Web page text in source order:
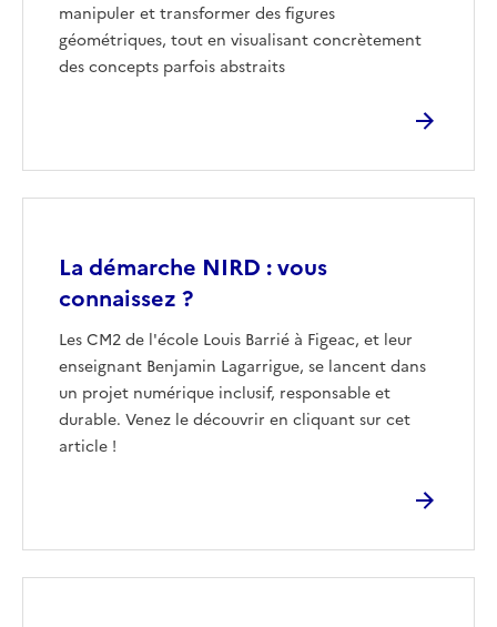
manipuler et transformer des figures
géométriques, tout en visualisant concrètement
des concepts parfois abstraits
La démarche NIRD : vous
connaissez ?
Les CM2 de l'école Louis Barrié à Figeac, et leur
enseignant Benjamin Lagarrigue, se lancent dans
un projet numérique inclusif, responsable et
durable. Venez le découvrir en cliquant sur cet
article !